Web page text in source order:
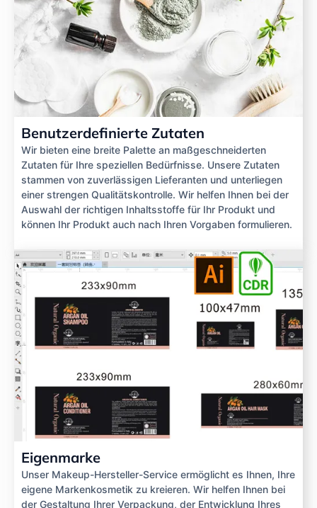
Benutzerdefinierte Zutaten
Wir bieten eine breite Palette an maßgeschneiderten
Zutaten für Ihre speziellen Bedürfnisse. Unsere Zutaten
stammen von zuverlässigen Lieferanten und unterliegen
einer strengen Qualitätskontrolle. Wir helfen Ihnen bei der
Auswahl der richtigen Inhaltsstoffe für Ihr Produkt und
können Ihr Produkt auch nach Ihren Vorgaben formulieren.
Eigenmarke
Unser Makeup-Hersteller-Service ermöglicht es Ihnen, Ihre
eigene Markenkosmetik zu kreieren. Wir helfen Ihnen bei
der Gestaltung Ihrer Verpackung, der Entwicklung Ihres